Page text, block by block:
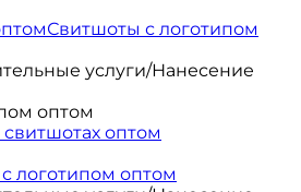
Свитшоты с логотипом
услуги/Нанесение
оптом
оптом
логотипом оптом